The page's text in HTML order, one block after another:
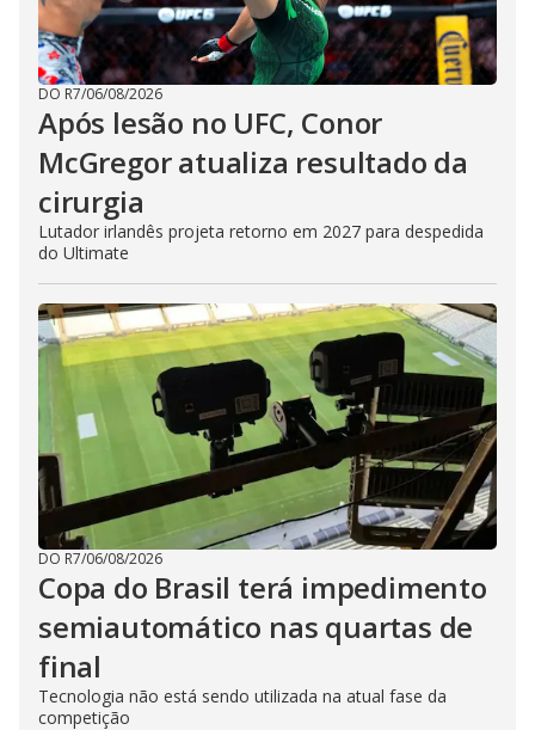
DO R7/06/08/2026
Após lesão no UFC, Conor
McGregor atualiza resultado da
cirurgia
Lutador irlandês projeta retorno em 2027 para despedida
do Ultimate
DO R7/06/08/2026
Copa do Brasil terá impedimento
semiautomático nas quartas de
final
Tecnologia não está sendo utilizada na atual fase da
competição